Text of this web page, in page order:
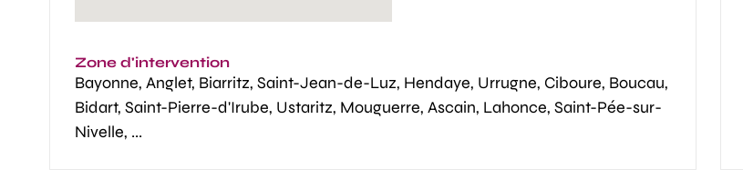
Zone d'intervention
Bayonne, Anglet, Biarritz, Saint-Jean-de-Luz, Hendaye, Urrugne, Ciboure, Boucau,
Bidart, Saint-Pierre-d'Irube, Ustaritz, Mouguerre, Ascain, Lahonce, Saint-Pée-sur-
Nivelle, ...